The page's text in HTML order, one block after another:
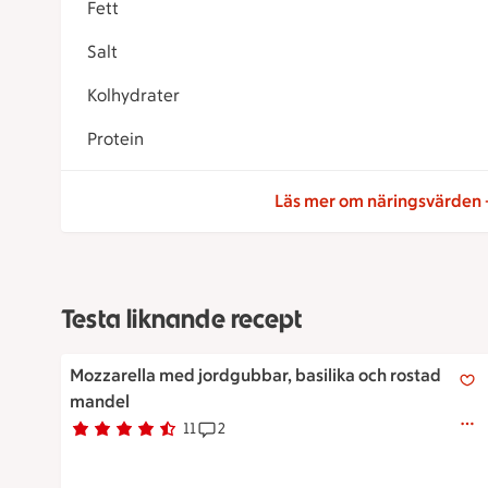
Fett
Salt
Kolhydrater
Protein
Läs mer om näringsvärden
Testa liknande recept
Mozzarella med jordgubbar, basilika och rostad
mandel
Betyg 4.7 av 5. 11
11 personer har röstatReceptet har 2 kommentarer
2
Mozzarella med jordgubbar, basilika och rostad